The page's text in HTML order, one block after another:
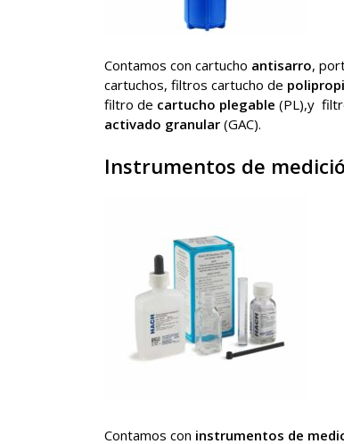
Contamos con cartucho antisarro,
cartuchos, filtros cartucho de
filtro de cartucho plegable (PL),y
activado granular (GAC).
Instrumentos de
Contamos con instrumentos de